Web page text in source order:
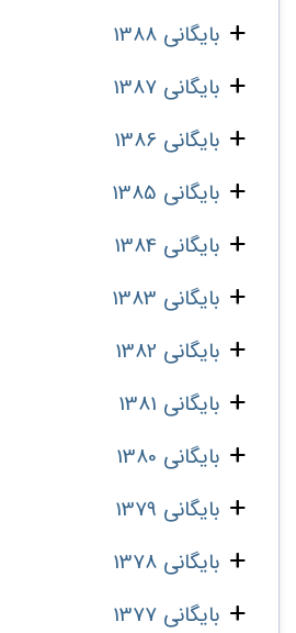
بایگانی 1388
بایگانی 1387
بایگانی 1386
بایگانی 1385
بایگانی 1384
بایگانی 1383
بایگانی 1382
بایگانی 1381
بایگانی 1380
بایگانی 1379
بایگانی 1378
بایگانی 1377